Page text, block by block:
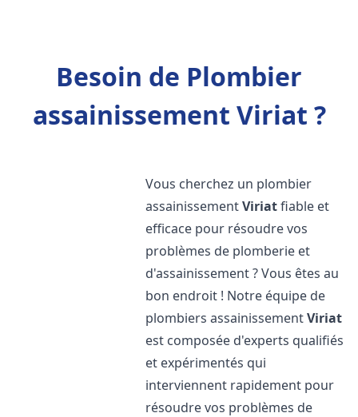
Besoin de Plombier
assainissement Viriat ?
Vous cherchez un plombier
assainissementViriatfiable et
efficace pour résoudre vos
problèmes de plomberie et
d'assainissement ? Vous êtes au
bon endroit ! Notre équipe de
plombiers assainissementViriat
est composée d'experts qualifiés
et expérimentés qui
interviennent rapidement pour
résoudre vos problèmes de